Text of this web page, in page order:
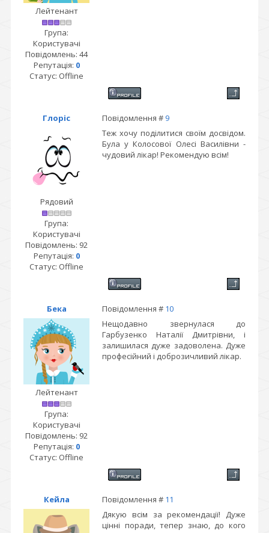
Лейтенант
Група:
Користувачі
Повідомлень: 44
Репутація: 0
Статус: Offline
Глоріс Повідомлення # 9
Рядовий
Група:
Користувачі
Повідомлень: 92
Репутація: 0
Статус: Offline
Теж хочу поділитися своїм досвідом.
Була у Колосової Олесі Василівни -
чудовий лікар! Рекомендую всім!
Бека Повідомлення # 10
Лейтенант
Група:
Користувачі
Повідомлень: 92
Репутація: 0
Статус: Offline
Нещодавно звернулася до
Гарбузенко Наталії Дмитрівни, і
залишилася дуже задоволена. Дуже
професійний і доброзичливий лікар.
Кейла Повідомлення # 11
Дякую всім за рекомендації! Дуже
цінні поради, тепер знаю, до кого